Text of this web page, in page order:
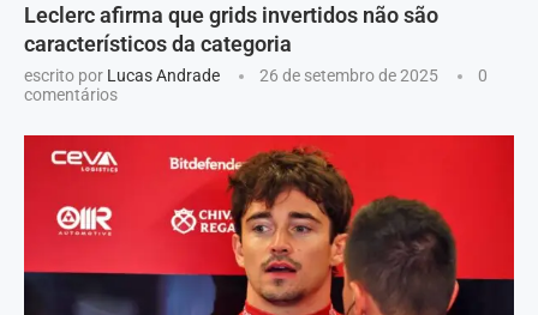
Leclerc afirma que grids invertidos não são
característicos da categoria
escrito por Lucas Andrade 26 de setembro de 2025
0
comentários